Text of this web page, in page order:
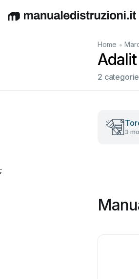
EnglishDeutschEspañol Italiano
Home •
2 categorie
3
;